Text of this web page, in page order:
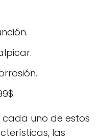
uno de estos
las